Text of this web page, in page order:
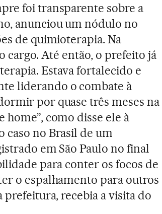
foi transparente sobre a
anunciou um nódulo no
de quimioterapia. Na
cargo. Até então, o prefeito já
Estava fortalecido e
liderando o combate à
por quase três meses na
como disse ele à
no Brasil de um
em São Paulo no final
para conter os focos de
o espalhamento para outros
recebia a visita do